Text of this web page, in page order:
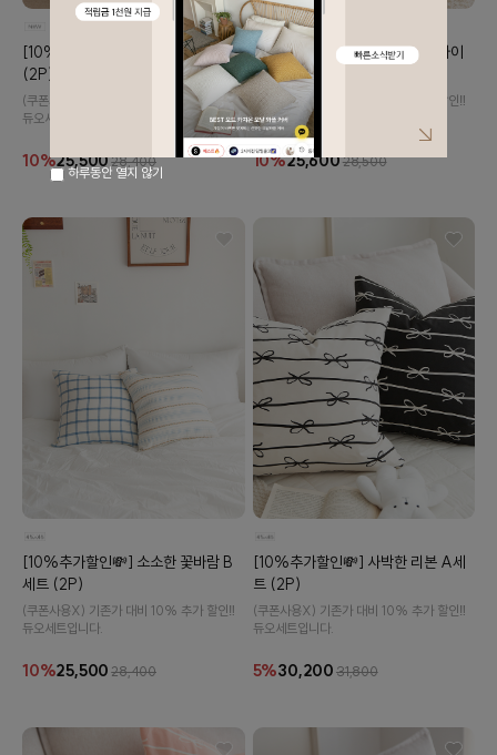
있어요
[10%추가할인💸] 스무디 벨라 세트
(2P)
(쿠폰사용X) 기존가 대비 10% 추가 할인‼️
듀오세트입니다.
10%25,50028,400
[10%추가할인💸] 썬데이 스트라이
프 세트 (2P)
(쿠폰사용X) 기존가 대비 10% 추가 할인‼️
듀오세트입니다.
10%25,60028,500
[10%추가할인💸] 소소한 꽃바람 B
세트 (2P)
(쿠폰사용X) 기존가 대비 10% 추가 할인‼️
듀오세트입니다.
10%25,500 28,400
[10%추가할인💸] 사박한 리본 A세
트 (2P)
(쿠폰사용X) 기존가 대비 10% 추가 할인‼️
듀오세트입니다.
5%30,200 31,800
하루동안 열지 않기